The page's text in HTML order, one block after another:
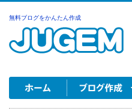
無料ブログをかんたん作成